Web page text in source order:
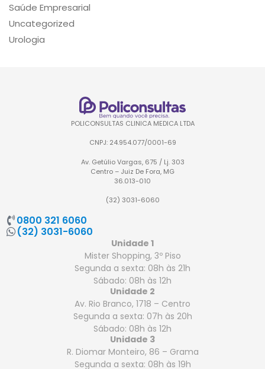
Saúde Empresarial
Uncategorized
Urologia
POLICONSULTAS CLINICA MEDICA LTDA
CNPJ: 24.954.077/0001-69
Av. Getúlio Vargas, 675 / Lj. 303
Centro – Juiz De Fora, MG
36.013-010
(32) 3031-6060
0800 321 6060
(32) 3031-6060
Unidade 1
Mister Shopping, 3º Piso
Segunda a sexta: 08h às 21h
Sábado: 08h às 12h
Unidade 2
Av. Rio Branco, 1718 – Centro
Segunda a sexta: 07h às 20h
Sábado: 08h às 12h
Unidade 3
R. Diomar Monteiro, 86 – Grama
Segunda a sexta: 08h às 19h